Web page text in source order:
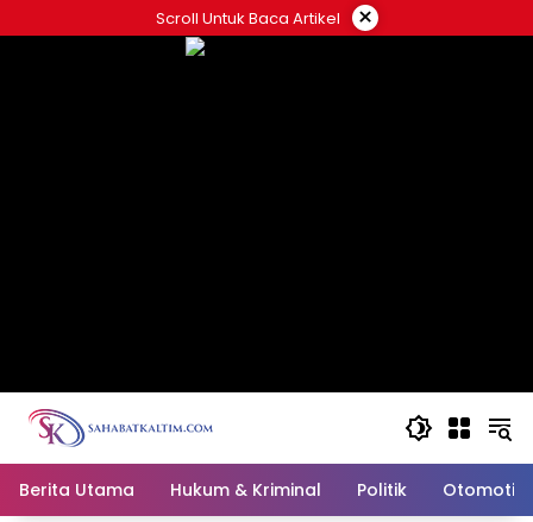
to
Scroll Untuk Baca Artikel ×
Berita Utama Hukum & Kriminal Politik Otomotif